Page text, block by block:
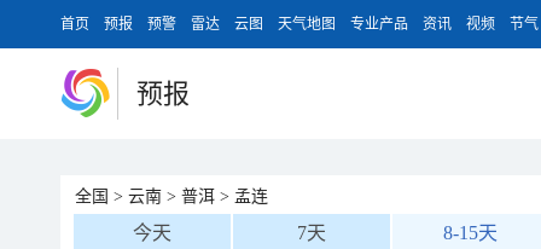
首页 预报 预警 雷达 云图 天气地图 专业产品 资讯 视频 节气
预报
全国 > 云南 > 普洱 > 孟连
今天 7天 8-15天